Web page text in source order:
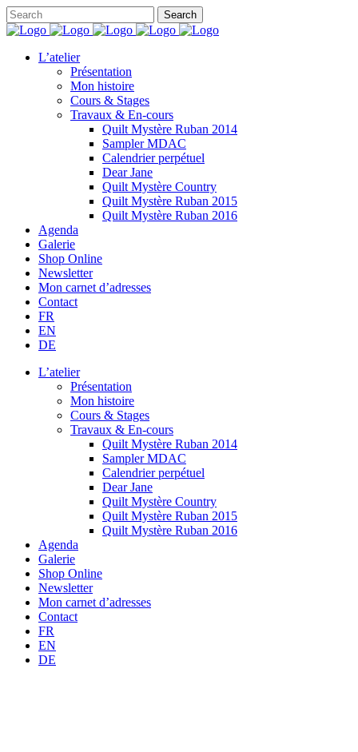
L’atelier
Présentation
Mon histoire
Cours & Stages
Travaux & En-cours
Quilt Mystère Ruban 2014
Sampler MDAC
Calendrier perpétuel
Dear Jane
Quilt Mystère Country
Quilt Mystère Ruban 2015
Quilt Mystère Ruban 2016
Agenda
Galerie
Shop Online
Newsletter
Mon carnet d’adresses
Contact
FR
EN
DE
L’atelier
Présentation
Mon histoire
Cours & Stages
Travaux & En-cours
Quilt Mystère Ruban 2014
Sampler MDAC
Calendrier perpétuel
Dear Jane
Quilt Mystère Country
Quilt Mystère Ruban 2015
Quilt Mystère Ruban 2016
Agenda
Galerie
Shop Online
Newsletter
Mon carnet d’adresses
Contact
FR
EN
DE